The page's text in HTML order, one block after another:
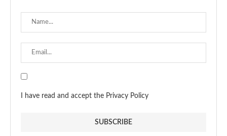
I have read and accept the Privacy Policy